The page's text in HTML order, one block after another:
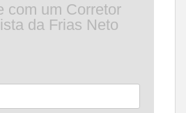
com um Corretor
da Frias Neto